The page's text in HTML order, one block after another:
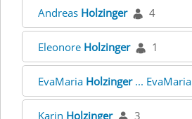
Andreas Holzinger 4
Eleonore Holzinger 1
EvaMaria Holzinger... EvaMaria
Karin Holzinger 3